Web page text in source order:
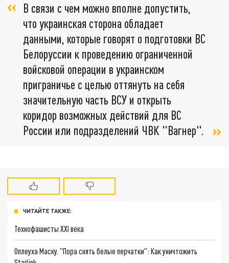
В связи с чем можно вполне допустить,
что украинская сторона обладает
данными, которые говорят о подготовки ВС
Белоруссии к проведению ограниченной
войсковой операции в украинском
приграничье с целью оттянуть на себя
значительную часть ВСУ и открыть
коридор возможных действий для ВС
России или подразделений ЧВК "Вагнер".
ЧИТАЙТЕ ТАКЖЕ:
Технофашисты XXI века
Оплеуха Маску. "Пора снять белые перчатки": Как уничтожить